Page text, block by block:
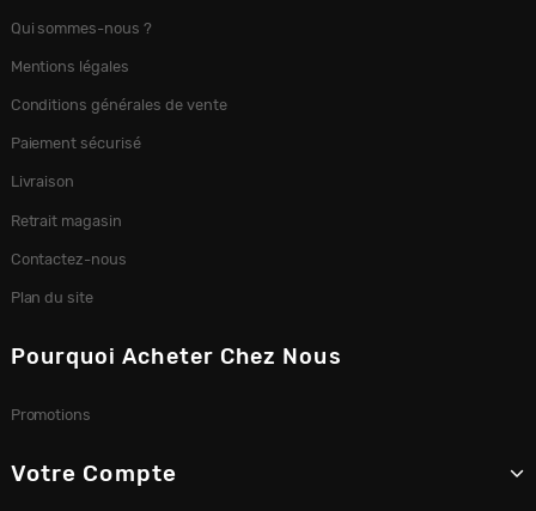
Qui sommes-nous ?
Mentions légales
Conditions générales de vente
Paiement sécurisé
Livraison
Retrait magasin
Contactez-nous
Plan du site
Pourquoi Acheter Chez Nous
Promotions
Votre Compte